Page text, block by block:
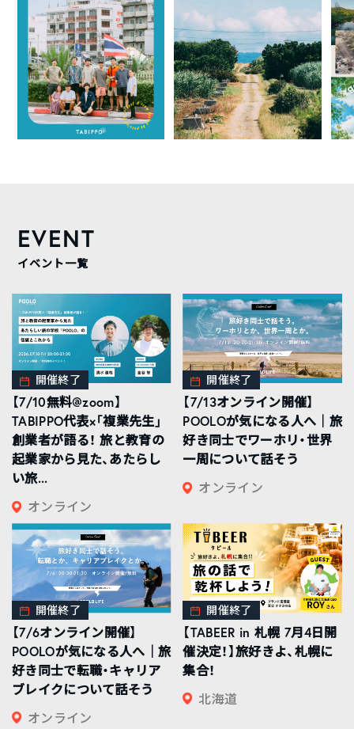
EVENT
イベント一覧
開催終了
【7/10無料@zoom】
TABIPPO代表×「複業先生」
創業者が語る！ 旅と教育の
起業家から見た、あたらし
い旅...
オンライン
開催終了
【7/13オンライン開催】
POOLOが気になる人へ｜旅
好き同士でワーホリ・世界
一周について話そう
オンライン
開催終了
【7/6オンライン開催】
POOLOが気になる人へ｜旅
好き同士で転職・キャリア
ブレイクについて話そう
オンライン
開催終了
【TABEER in 札幌 7月4日開
催決定！】旅好きよ、札幌に
集合！
北海道